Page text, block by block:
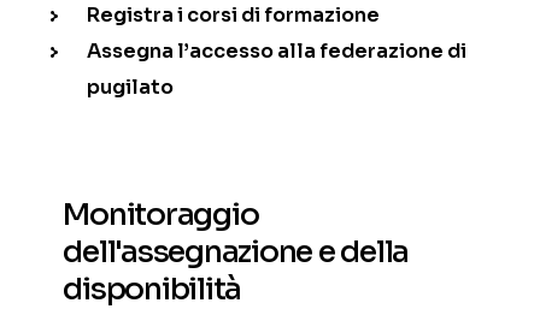
Registra i corsi di formazione
Assegna l’accesso alla federazione di
pugilato
Monitoraggio
dell'assegnazione e della
disponibilità